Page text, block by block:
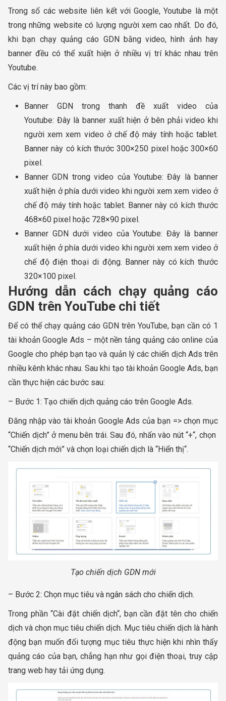
Trong số các website liên kết với Google, Youtube là một
trong những website có lượng người xem cao nhất. Do đó,
khi bạn chạy quảng cáo GDN bằng video, hình ảnh hay
banner đều có thể xuất hiện ở nhiều vị trí khác nhau trên
Youtube.
Các vị trí này bao gồm:
Banner GDN trong thanh đề xuất video của
Youtube: Đây là banner xuất hiện ở bên phải video khi
người xem xem video ở chế độ máy tính hoặc tablet.
Banner này có kích thước 300×250 pixel hoặc 300×60
pixel.
Banner GDN trong video của Youtube: Đây là banner
xuất hiện ở phía dưới video khi người xem xem video ở
chế độ máy tính hoặc tablet. Banner này có kích thước
468×60 pixel hoặc 728×90 pixel.
Banner GDN dưới video của Youtube: Đây là banner
xuất hiện ở phía dưới video khi người xem xem video ở
chế độ điện thoại di động. Banner này có kích thước
320×100 pixel.
Hướng dẫn cách chạy quảng cáo
GDN trên YouTube chi tiết
Để có thể chạy quảng cáo GDN trên YouTube, bạn cần có 1
tài khoản Google Ads – một nền tảng quảng cáo online của
Google cho phép bạn tạo và quản lý các chiến dịch Ads trên
nhiều kênh khác nhau. Sau khi tạo tài khoản Google Ads, bạn
cần thực hiện các bước sau:
– Bước 1: Tạo chiến dịch quảng cáo trên Google Ads.
Đăng nhập vào tài khoản Google Ads của bạn => chọn mục
“Chiến dịch” ở menu bên trái. Sau đó, nhấn vào nút “+“, chọn
“Chiến dịch mới” và chọn loại chiến dịch là “Hiển thị“.
Tạo chiến dịch GDN mới
– Bước 2: Chọn mục tiêu và ngân sách cho chiến dịch.
Trong phần “Cài đặt chiến dịch“, bạn cần đặt tên cho chiến
dịch và chọn mục tiêu chiến dịch. Mục tiêu chiến dịch là hành
động bạn muốn đối tượng mục tiêu thực hiện khi nhìn thấy
quảng cáo của bạn, chẳng hạn như gọi điện thoại, truy cập
trang web hay tải ứng dụng.